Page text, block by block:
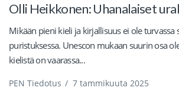
Olli Heikkonen: Uhanalaiset
Mikään pieni kieli ja kirjallisuus ei ole turvassa
puristuksessa. Unescon mukaan suurin osa
kielistä on vaarassa...
PEN Tiedotus / 7 tammikuuta 2025